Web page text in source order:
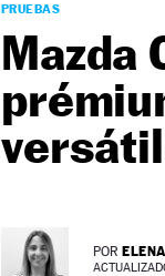
PRUEBAS
Mazda
POR